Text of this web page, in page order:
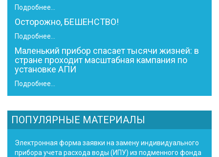
Подробнее...
Осторожно, БЕШЕНСТВО!
Подробнее...
Маленький прибор спасает тысячи жизней: в
стране проходит масштабная кампания по
установке АПИ
Подробнее...
ПОПУЛЯРНЫЕ МАТЕРИАЛЫ
Электронная форма заявки на замену индивидуального
прибора учета расхода воды (ИПУ) из подменного фонда